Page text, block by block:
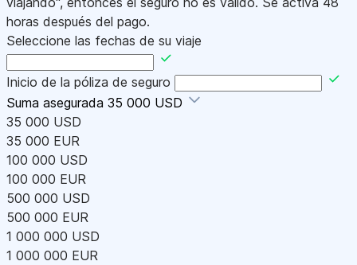
horas después del pago.
Seleccione las fechas de su viaje
Inicio de la póliza de seguro
Suma asegurada 35 000 USD
35 000 USD
35 000 EUR
100 000 USD
100 000 EUR
500 000 USD
500 000 EUR
1 000 000 USD
1 000 000 EUR